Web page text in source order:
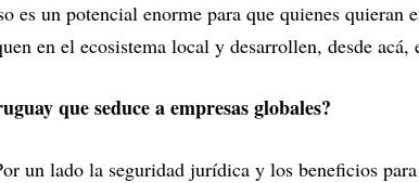
es un potencial enorme para que quienes quieran
en el ecosistema local y desarrollen, desde acá,
que seduce a empresas globales?
un lado la seguridad jurídica y los beneficios